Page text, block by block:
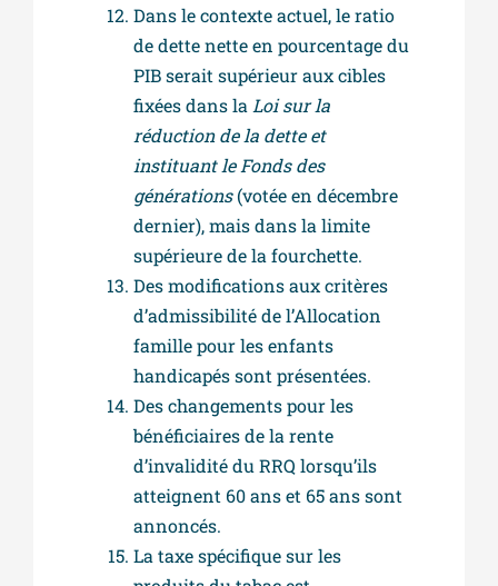
Dans le contexte actuel, le ratio
de dette nette en pourcentage du
PIB serait supérieur aux cibles
fixées dans laLoi sur la
réduction de la dette et
instituant le Fonds des
générations(votée en décembre
dernier), mais dans la limite
supérieure de la fourchette.
Des modifications aux critères
d’admissibilité de l’Allocation
famille pour les enfants
handicapés sont présentées.
Des changements pour les
bénéficiaires de la rente
d’invalidité du RRQ lorsqu’ils
atteignent 60 ans et 65 ans sont
annoncés.
La taxe spécifique sur les